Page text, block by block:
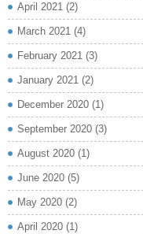
April 2021 (2)
March 2021 (4)
February 2021 (3)
January 2021 (2)
December 2020 (1)
September 2020 (3)
August 2020 (1)
June 2020 (5)
May 2020 (2)
April 2020 (1)